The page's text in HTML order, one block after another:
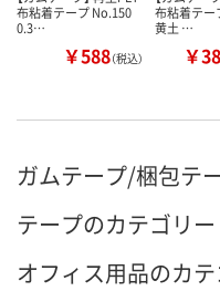
布粘着テープ No.150
0.3…
￥588（税込）
布粘着テー
黄土 …
￥
ガムテープ/梱包テ
テープのカテゴリー
オフィス用品のカ